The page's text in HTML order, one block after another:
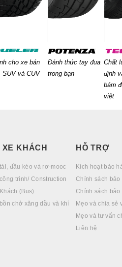
cho xe bán
SUV và CUV
Đánh thức tay đua
trong bạn
Chất
định
bám
việt
XE KHÁCH
đầu kéo và rơ-mooc
trình/ Construction
(Bus)
chở xăng dầu và khí
HỖ TRỢ
Kích hoạt bảo
Chính sách bảo
Chính sách bảo
Mẹo và chia sẻ
Mẹo và tư vấn
Liên hệ